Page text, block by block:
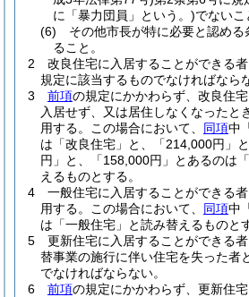
に「暴力団員」という。)でないこ
(6)
その他市長が特に必要と認め
ること。
2
改良住宅に入居することができる
規定に該当するものでなければなら
3
前項の規定にかかわらず、改良住
入居せず、又は居住しなくなったと
用する。
この場合において、 同項中
は「改良住宅」と、「214,000円」
円」と、「158,000円」とあるのは
えるものとする。
4
一般住宅に入居することができる者
用する。
この場合において、 同項中
は「一般住宅」と読み替えるものと
5
更新住宅に入居することができる
替事業の施行に伴い住宅を失った者
でなければならない。
6
前項の規定にかかわらず、更新住